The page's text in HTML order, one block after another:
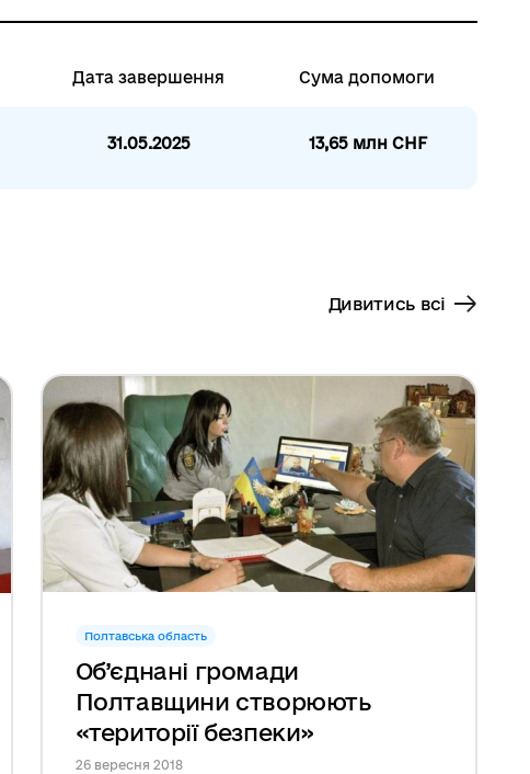
Дата завершення Сума допомоги
31.05.2025 13,65 млн CHF
Дивитись всі
Полтавська область
Об’єднані громади
Полтавщини створюють
«території безпеки»
26 вересня 2018